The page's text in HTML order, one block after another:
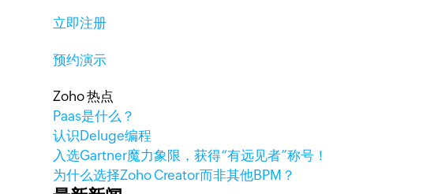
立即注册
预约演示
Zoho 热点
Paas是什么？
认识Deluge编程
入选Gartner魔力象限，获得“有远见者”称号！
为什么选择Zoho Creator而非其他BPM？